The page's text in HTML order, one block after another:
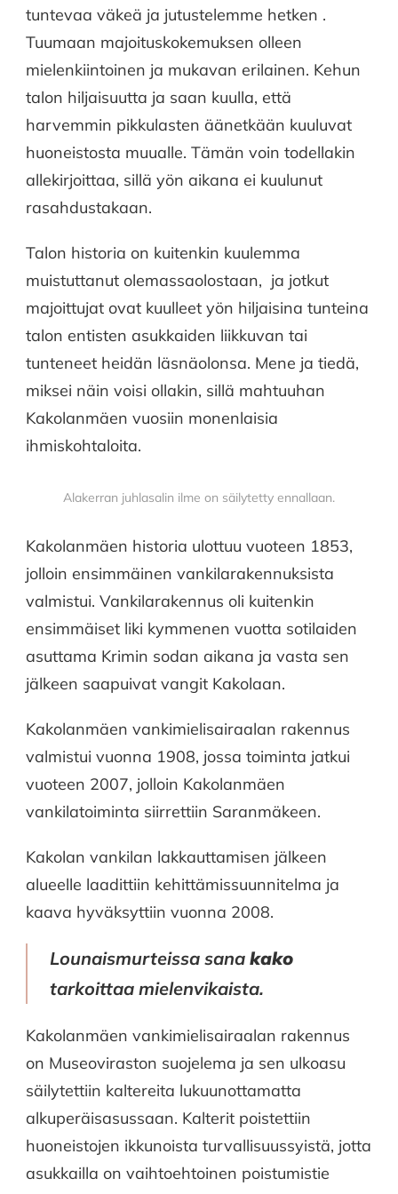
tuntevaa väkeä ja jutustelemme hetken .
Tuumaan majoituskokemuksen olleen
mielenkiintoinen ja mukavan erilainen. Kehun
talon hiljaisuutta ja saan kuulla, että
harvemmin pikkulasten äänetkään kuuluvat
huoneistosta muualle. Tämän voin todellakin
allekirjoittaa, sillä yön aikana ei kuulunut
rasahdustakaan.
Talon historia on kuitenkin kuulemma
muistuttanut olemassaolostaan, ja jotkut
majoittujat ovat kuulleet yön hiljaisina tunteina
talon entisten asukkaiden liikkuvan tai
tunteneet heidän läsnäolonsa. Mene ja tiedä,
miksei näin voisi ollakin, sillä mahtuuhan
Kakolanmäen vuosiin monenlaisia
ihmiskohtaloita.
Alakerran juhlasalin ilme on säilytetty ennallaan.
Kakolanmäen historia ulottuu vuoteen 1853,
jolloin ensimmäinen vankilarakennuksista
valmistui. Vankilarakennus oli kuitenkin
ensimmäiset liki kymmenen vuotta sotilaiden
asuttama Krimin sodan aikana ja vasta sen
jälkeen saapuivat vangit Kakolaan.
Kakolanmäen vankimielisairaalan rakennus
valmistui vuonna 1908, jossa toiminta jatkui
vuoteen 2007, jolloin Kakolanmäen
vankilatoiminta siirrettiin Saranmäkeen.
Kakolan vankilan lakkauttamisen jälkeen
alueelle laadittiin kehittämissuunnitelma ja
kaava hyväksyttiin vuonna 2008.
Lounaismurteissa sana kako
tarkoittaa mielenvikaista.
Kakolanmäen vankimielisairaalan rakennus
on Museoviraston suojelema ja sen ulkoasu
säilytettiin kaltereita lukuunottamatta
alkuperäisasussaan. Kalterit poistettiin
huoneistojen ikkunoista turvallisuussyistä, jotta
asukkailla on vaihtoehtoinen poistumistie